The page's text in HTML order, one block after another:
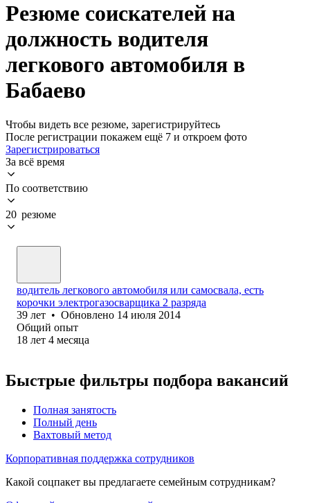
Резюме соискателей на
должность водителя
легкового автомобиля в
Бабаево
Чтобы видеть все резюме, зарегистрируйтесь
После регистрации покажем ещё 7 и откроем фото
Зарегистрироваться
За всё время
По соответствию
20 резюме
водитель легкового автомобиля или самосвала, есть
корочки электрогазосварщика 2 разряда
39 лет • Обновлено 14 июля 2014
Общий опыт
18 лет 4 месяца
Быстрые фильтры подбора вакансий
Полная занятость
Полный день
Вахтовый метод
Корпоративная поддержка сотрудников
Какой соцпакет вы предлагаете семейным сотрудникам?